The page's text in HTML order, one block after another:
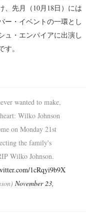
、先月（10月18日）には
ー・イベントの一環とし
ュ・エンパイアに出演し
。
wanted to make,
Wilko Johnson
on Monday 21st
the family's
Wilko Johnson.
1cRqyi9b9X
November 23,